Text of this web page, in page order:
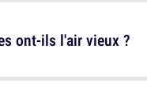
ont-ils l'air vieux ?